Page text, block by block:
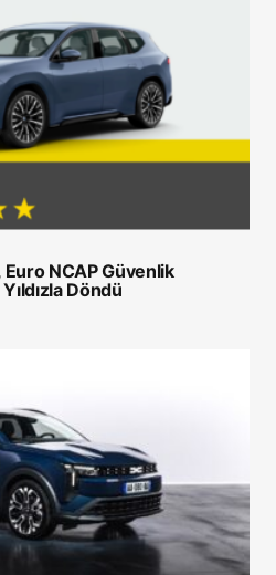
NCAP Güvenlik
Döndü